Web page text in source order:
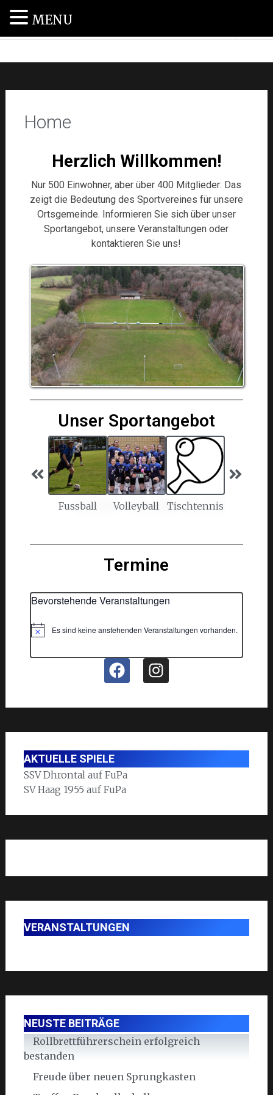
SV Haag 1955 e.V.
Home
Herzlich Willkommen!
Nur 500 Einwohner, aber über 400 Mitglieder: Das
zeigt die Bedeutung des Sportvereines für unsere
Ortsgemeinde. Informieren Sie sich über unser
Sportangebot, unsere Veranstaltungen oder
kontaktieren Sie uns!
Unser Sportangebot
Fussball Volleyball Tischtennis
Termine
Bevorstehende Veranstaltungen
HinweisEs sind keine anstehenden Veranstaltungen vorhanden.
AKTUELLE SPIELE
SSV Dhrontal auf FuPa
SV Haag 1955 auf FuPa
VERANSTALTUNGEN
NEUSTE BEITRÄGE
Rollbrettführerschein erfolgreich
bestanden
Freude über neuen Sprungkasten
MENU